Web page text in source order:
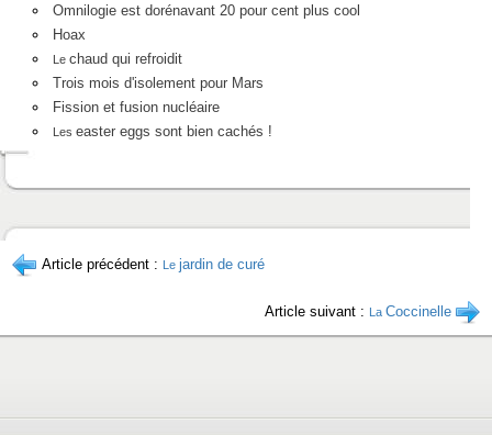
Omnilogie est dorénavant 20 pour cent plus cool
Hoax
Le chaud qui refroidit
Trois mois d'isolement pour Mars
Fission et fusion nucléaire
Les easter eggs sont bien cachés !
Article précédent : Le jardin de curé
Article suivant : La Coccinelle